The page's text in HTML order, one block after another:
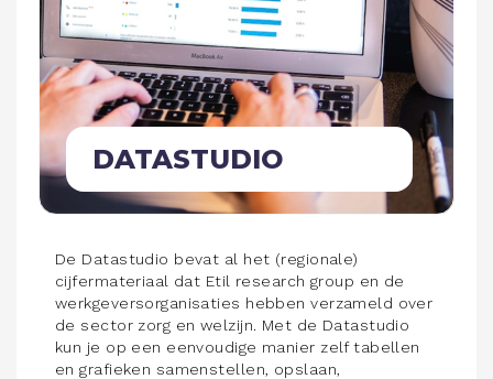
DATASTUDIO
De Datastudio bevat al het (regionale)
cijfermateriaal dat Etil research group en de
werkgeversorganisaties hebben verzameld over
de sector zorg en welzijn. Met de Datastudio
kun je op een eenvoudige manier zelf tabellen
en grafieken samenstellen, opslaan,